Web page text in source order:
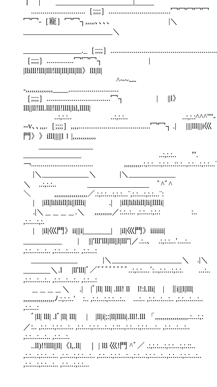
............................［;;;;］................................冖冖冖冖冖
冖冖-［寵］冖冖┐,,,,,､､､､ |＼
_______________________＼
_______________._［;;;;］
［;;;;］..............冖冖冖┐ |
|llilll!lll|lll!lll|lll|lll|lll》lll|ll|
^~~---
-,,,,,,,,,,,,,,____..........................
［;;;;］.................................冖┐ | ||l》
lll||ll!lll.lll!lll!llll|lil,lllll|
..:,:.:.. ..:,:.:.. ..:,:.:^^^''''-
--v､､,,,.［;;;;］,,,,.....................................冖冖┐ .| ||||lll|||i巛
門》》illl|||||lｌ|,,,,,,,,,,,,
_______________ ..:,:.:.. '''.
￢................................
|＼____________＼ |＼____________
＼ ..:,:.:.. ________________ ﾞ^ﾞ^
＼ ,,,,,,,,,,,,,,,,,／.:,:.:...:,:.:...¨,:.:...:,:.:...¨:
| |ill|lililill|li||lllli| .| |ill|lililill|li||lllli|
.|＼＿＿＿＿.＼ ,,,,,,,,,／:.:..:.. ,:.:...:,:.: :..
,:.:...:,:.
| |il|巛門》ii|||i|_______| |il|巛門》iiiiiii|
__________ | |||'lll'lll|lll||l|lll''|／.:..､ .:,:.:...'....:..
,:.:...:...:.. ,:.:...:...:.. ,:.:...:
____________ |＼__________________＼ .|＼
_______＼.l |ll'lll|ﾞ／ﾞﾞﾞﾞﾞﾞﾞﾞ..:,:.:....´:..,:.:...:,:.:. ...:..
,:.:...:...:.. ,:.:...:...:.. ,:.:...:
＿＿＿＿＼ .| |ﾞ|ll| lll| .lll! ll l!:l.lli| | ∥i|||l|lll|
,,,,,,,,,,,,,,,,ﾉ.:,:.:..' :.. ,:.:...:,:.:...:.. ...:.. ,:.:...:...:.. ,:.:...:...:..
,:.:...:
ﾞ|ll| lll| .lﾞ|ll| lll| | |ll|i|;:|ll|lllli|.lll!.lll 「,,,,,,,,,,,,,,,,,.:...:,:
／:.. ,:.:...:,:.:...:.. ,:.:...:,:.:...:..,:.::..,:.:...:,:.:....:.. ,:.:...:...:..
,:.:...:...:.. ,:.:...:.
..ll)!!llll||ll|《l,.ll| ｜ | lll 巛!門 ^ﾞ／ .:,:.:...:,:.:...:,:.::..
,:.:...:,:.:...:.. ,:.:...:,:.:...:.. ,:.:...:,:.:...:..,:.:...:,:.:...:..,:.:...:,:.:...:..
,:.:...:,:.:...:.. ,:.:...:,:.:...